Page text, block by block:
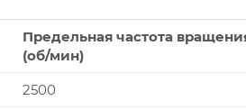
Предельная частота
(об/мин)
2500